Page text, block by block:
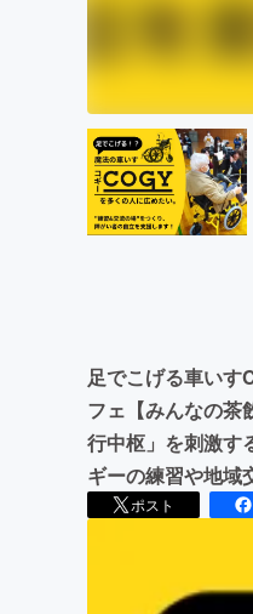
足でこげる車いす
フェ【みんなの茶
行中枢」を刺激す
ギーの練習や地域
ポスト